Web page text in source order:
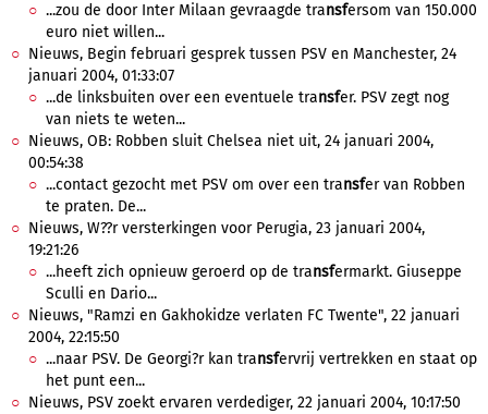
...zou de door Inter Milaan gevraagde transfersom van 150.000
euro niet willen...
Nieuws, Begin februari gesprek tussen PSV en Manchester, 24
januari 2004, 01:33:07
...de linksbuiten over een eventuele transfer. PSV zegt nog
van niets te weten...
Nieuws, OB: Robben sluit Chelsea niet uit, 24 januari 2004,
00:54:38
...contact gezocht met PSV om over een transfer van Robben
te praten. De...
Nieuws, W??r versterkingen voor Perugia, 23 januari 2004,
19:21:26
...heeft zich opnieuw geroerd op de transfermarkt. Giuseppe
Sculli en Dario...
Nieuws, "Ramzi en Gakhokidze verlaten FC Twente", 22 januari
2004, 22:15:50
...naar PSV. De Georgi?r kan transfervrij vertrekken en staat op
het punt een...
Nieuws, PSV zoekt ervaren verdediger, 22 januari 2004, 10:17:50